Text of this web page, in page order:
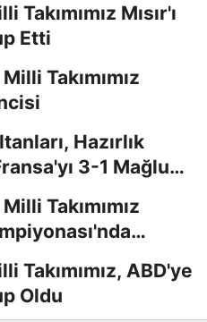
Takımımız Mısır'ı
Etti
Takımımız
Hazırlık
3-1 Mağlup
Takımımız
Takımımız, ABD'ye
Oldu